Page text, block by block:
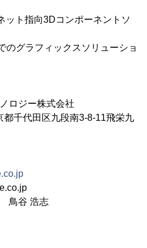
ット指向3Dコンポーネントソ
のグラフィックスソリューショ
ロジー株式会社
千代田区九段南3-8-11飛栄九
鳥谷 浩志